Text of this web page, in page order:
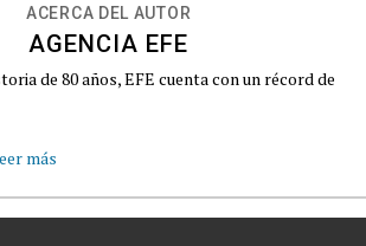
ACERCA DEL AUTOR
AGENCIA EFE
de 80 años, EFE cuenta con un récord de
más